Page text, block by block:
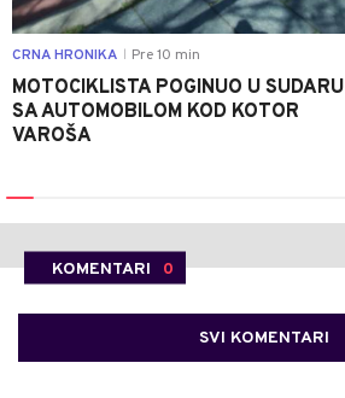
CRNA HRONIKA Pre 10 min
MOTOCIKLISTA POGINUO U SUDARU
SA AUTOMOBILOM KOD KOTOR
VAROŠA
KOMENTARI 0
SVI KOMENTARI